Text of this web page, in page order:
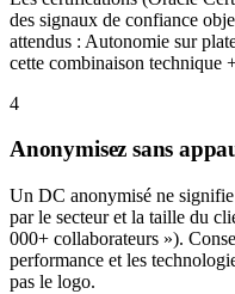
des signaux de confiance
attendus : Autonomie sur
cette combinaison technique
4
Anonymisez sans
Un DC anonymisé ne
par le secteur et la taille du
000+ collaborateurs »).
performance et les
pas le logo.